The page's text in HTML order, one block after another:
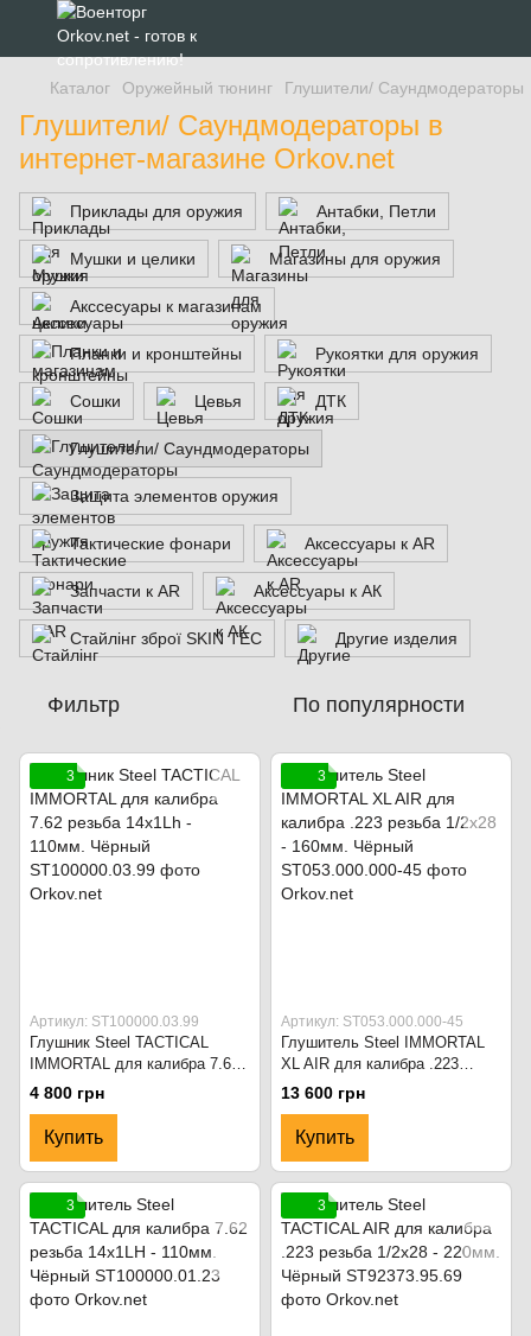
Каталог Оружейный тюнинг Глушители/ Саундмодераторы
Глушители/ Саундмодераторы в
интернет-магазине Orkov.net
Приклады для оружия Антабки, Петли
Мушки и целики Магазины для оружия
Акссесуары к магазинам
Планки и кронштейны Рукоятки для оружия
Сошки Цевья ДТК
Глушители/ Саундмодераторы
Защита элементов оружия
Тактические фонари Аксессуары к AR
Запчасти к AR Аксессуары к АК
Стайлінг зброї SKIN TEC Другие изделия
Фильтр По популярности
3
Артикул: ST100000.03.99
Глушник Steel TACTICAL
IMMORTAL для калибра 7.62
резьба 14x1Lh - 110мм.
4 800 грн
Купить
3
Артикул: ST053.000.000-45
Глушитель Steel IMMORTAL
XL AIR для калибра .223
резьба 1/2x28 - 160мм.
13 600 грн
Купить
3 3